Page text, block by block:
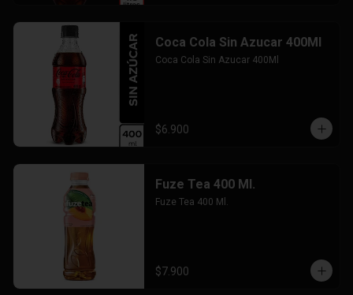
Coca Cola Sin Azucar 400Ml
Coca Cola Sin Azucar 400Ml
$6.900
Fuze Tea 400 Ml.
Fuze Tea 400 Ml.
$7.900